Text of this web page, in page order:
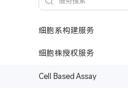
细胞系构建服务
细胞株授权服务
Cell Based Assay